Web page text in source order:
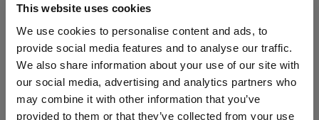
This website uses cookies
We use cookies to personalise content and ads, to
provide social media features and to analyse our traffic.
We also share information about your use of our site with
our social media, advertising and analytics partners who
may combine it with other information that you’ve
provided to them or that they’ve collected from your use
PFLEGEHINWEISE
VERSAND & RÜCKGABE
STANDORT ÄNDERN
Sie besuchen Repeat cashmere von Niederlande (€) aus.
Möchten Sie Ihre Standort aktualisieren?
Vereinigte Staaten ($)